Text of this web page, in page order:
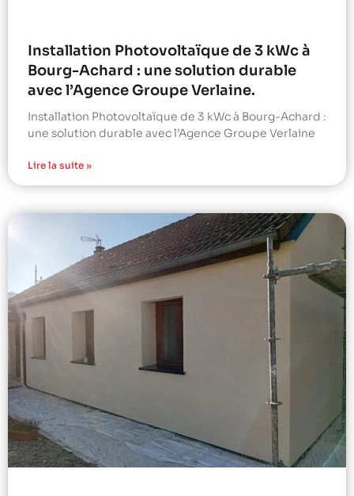
Installation Photovoltaïque de 3 kWc à
Bourg-Achard : une solution durable
avec l’Agence Groupe Verlaine.
Installation Photovoltaïque de 3 kWc à Bourg-Achard :
une solution durable avec l’Agence Groupe Verlaine
Lire la suite »